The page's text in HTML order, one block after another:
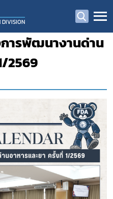
DIVISION
ารพัฒนางานด่าน
2569